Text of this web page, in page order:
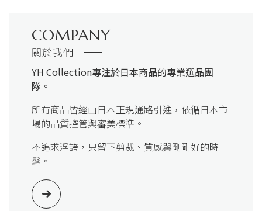
COMPANY
關於我們
YH Collection專注於日本商品的專業選品團
隊。
所有商品皆經由日本正規通路引進，依循日本市
場的品質控管與審美標準。
不追求浮誇，只留下剪裁、質感與剛剛好的時
髦。